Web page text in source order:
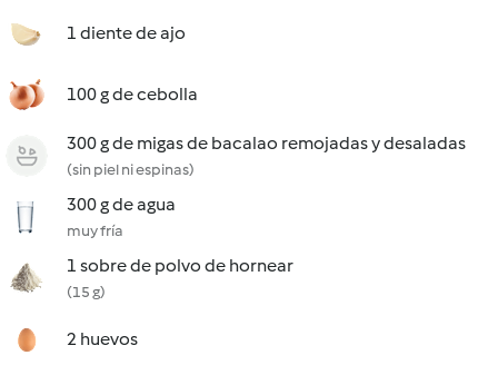
1 diente de ajo
100 g de cebolla
300 g de migas de bacalao remojadas y desaladas
(sin piel ni espinas)
300 g de agua
muy fría
1 sobre de polvo de hornear
(15 g)
2 huevos